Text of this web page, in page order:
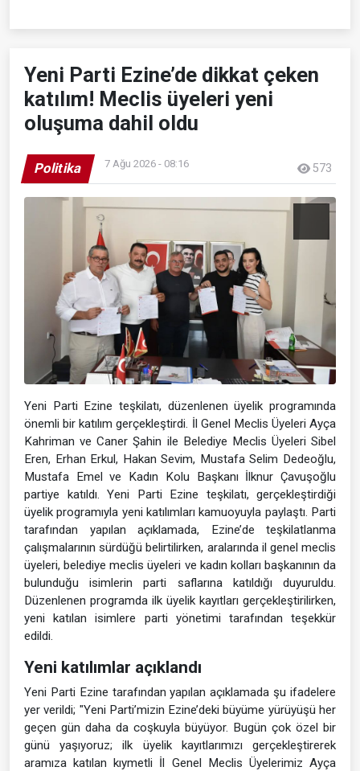
Yeni Parti Ezine’de dikkat çeken
katılım! Meclis üyeleri yeni
oluşuma dahil oldu
Politika 7 Ağu 2026 - 08:16 573
Yeni Parti Ezine teşkilatı, düzenlenen üyelik programında
önemli bir katılım gerçekleştirdi. İl Genel Meclis Üyeleri Ayça
Kahriman ve Caner Şahin ile Belediye Meclis Üyeleri Sibel
Eren, Erhan Erkul, Hakan Sevim, Mustafa Selim Dedeoğlu,
Mustafa Emel ve Kadın Kolu Başkanı İlknur Çavuşoğlu
partiye katıldı. Yeni Parti Ezine teşkilatı, gerçekleştirdiği
üyelik programıyla yeni katılımları kamuoyuyla paylaştı. Parti
tarafından yapılan açıklamada, Ezine’de teşkilatlanma
çalışmalarının sürdüğü belirtilirken, aralarında il genel meclis
üyeleri, belediye meclis üyeleri ve kadın kolları başkanının da
bulunduğu isimlerin parti saflarına katıldığı duyuruldu.
Düzenlenen programda ilk üyelik kayıtları gerçekleştirilirken,
yeni katılan isimlere parti yönetimi tarafından teşekkür
edildi.
Yeni katılımlar açıklandı
Yeni Parti Ezine tarafından yapılan açıklamada şu ifadelere
yer verildi; "Yeni Parti’mizin Ezine’deki büyüme yürüyüşü her
geçen gün daha da coşkuyla büyüyor. Bugün çok özel bir
günü yaşıyoruz; ilk üyelik kayıtlarımızı gerçekleştirerek
aramıza katılan kıymetli İl Genel Meclis Üyelerimiz Ayça